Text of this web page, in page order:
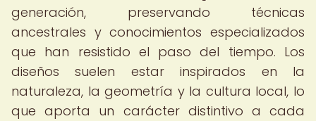
generación, preservando técnicas
ancestrales y conocimientos especializados
que han resistido el paso del tiempo. Los
diseños suelen estar inspirados en la
naturaleza, la geometría y la cultura local, lo
que aporta un carácter distintivo a cada